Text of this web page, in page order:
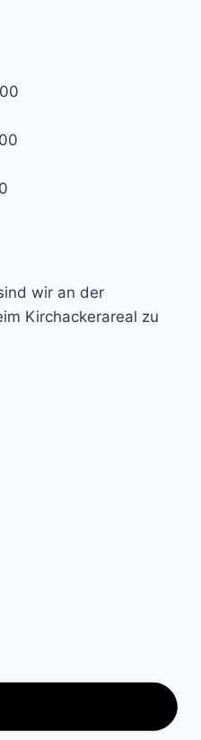
wir an der
Kirchackerareal zu